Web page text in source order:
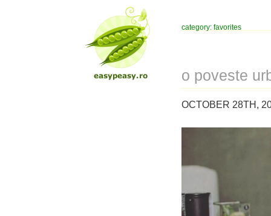
category: favorites
o poveste
OCTOBER 28TH,